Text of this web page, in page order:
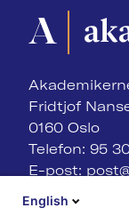
Fridtjof
0160 Oslo
Telefon: 95
E-post:
English